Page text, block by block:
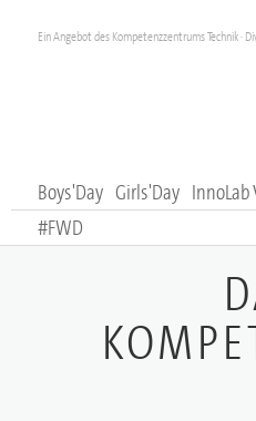
Ein Angebot des Kompetenzzentrums Technik ·
Boys'Day Girls'Day
#FWD